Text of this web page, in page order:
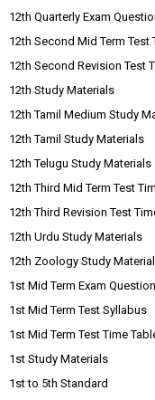
12th Quarterly Exam
12th Second Mid Term Test
12th Second Revision Test
12th Study Materials
12th Tamil Medium Study
12th Tamil Study Materials
12th Telugu Study Materials
12th Third Mid Term Test
12th Third Revision Test
12th Urdu Study Materials
12th Zoology Study
1st Mid Term Exam
1st Mid Term Test Syllabus
1st Mid Term Test Time
1st Study Materials
1st to 5th Standard